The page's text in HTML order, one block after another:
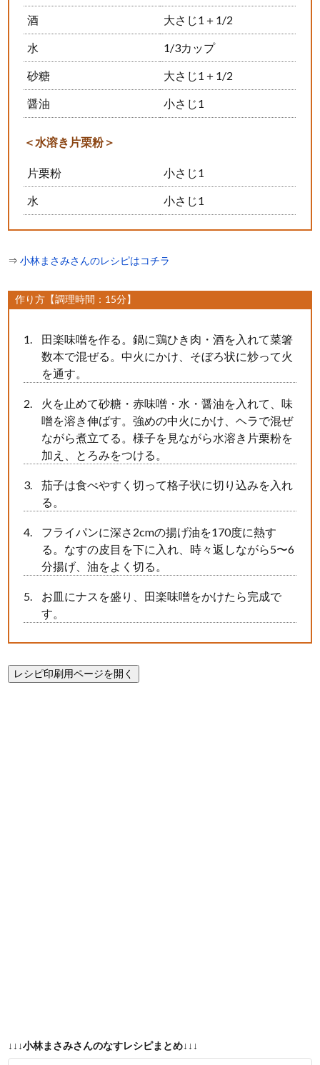
酒 大さじ1＋1/2
水 1/3カップ
砂糖 大さじ1＋1/2
醤油 小さじ1
＜水溶き片栗粉＞
片栗粉 小さじ1
水 小さじ1
⇒小林まさみさんのレシピはコチラ
作り方【調理時間：15分】
田楽味噌を作る。鍋に鶏ひき肉・酒を入れて菜箸
数本で混ぜる。中火にかけ、そぼろ状に炒って火
を通す。
火を止めて砂糖・赤味噌・水・醤油を入れて、味
噌を溶き伸ばす。強めの中火にかけ、ヘラで混ぜ
ながら煮立てる。様子を見ながら水溶き片栗粉を
加え、とろみをつける。
茄子は食べやすく切って格子状に切り込みを入れ
る。
フライパンに深さ2cmの揚げ油を170度に熱す
る。なすの皮目を下に入れ、時々返しながら5〜6
分揚げ、油をよく切る。
お皿にナスを盛り、田楽味噌をかけたら完成で
す。
↓↓↓小林まさみさんのなすレシピまとめ↓↓↓